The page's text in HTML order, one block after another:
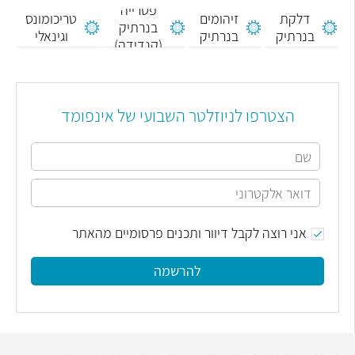
דלקת
בנרתיק
זיהומים
בנרתיק
פטרייה
בנרתיק
(קנדידה)
טריכומונס
וגינאלי
הצטרפו לניוזלטר השבועי של אינפומד
אני רוצה לקבל דיוור ותכנים פרסומיים מהאתר
להרשמה